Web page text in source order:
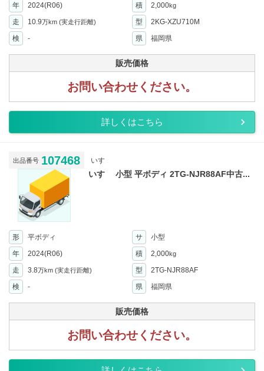
年
2024(R06) 積 2,000kg
走 10.9万km (実走行距離) 型
2KG-XZU710M
検
- 県 福岡県
販売価格
お問い合わせください。
詳しくはこちら
出品番号 107468 いすゞ
いすゞ 小型 平ボディ 2TG-NJR88AF中古...
形 平ボディ サ
小型
年
2024(R06) 積 2,000kg
走 3.8万km (実走行距離) 型
2TG-NJR88AF
検
- 県 福岡県
販売価格
お問い合わせください。